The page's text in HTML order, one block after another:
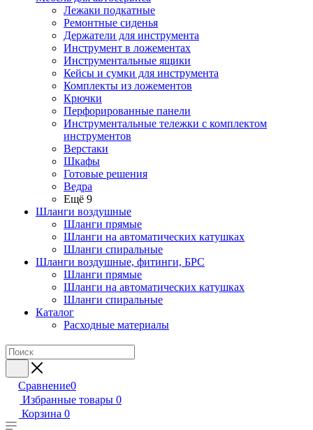
Лежаки подкатные
Ремонтные сиденья
Держатели для инструмента
Инструмент в ложементах
Инструментальные ящики
Кейсы и сумки для инструмента
Комплекты из ложементов
Крючки
Перфорированные панели
Инструментальные тележки с комплектом
инструментов
Верстаки
Шкафы
Готовые решения
Ведра
Ещё 9
Шланги воздушные
Шланги прямые
Шланги на автоматических катушках
Шланги спиральные
Шланги воздушные, фитинги, БРС
Шланги прямые
Шланги на автоматических катушках
Шланги спиральные
Каталог
Расходные материалы
Сравнение0
Избранные товары 0
Корзина 0